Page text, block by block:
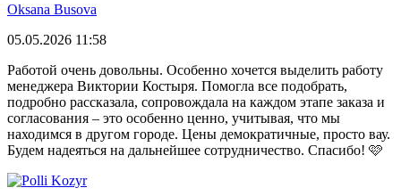
Oksana Busova
05.05.2026 11:58
Работой очень довольны. Особенно хочется выделить работу
менеджера Виктории Костыря. Помогла все подобрать,
подробно рассказала, сопровождала на каждом этапе заказа и
согласования – это особенно ценно, учитывая, что мы
находимся в другом городе. Цены демократичные, просто вау.
Будем надеяться на дальнейшее сотрудничество. Спасибо! 🩷